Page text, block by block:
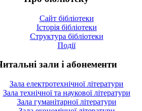
Сайт бібліотеки
Історія бібліотеки
Структура бібліотеки
Події
зали і абонементи
Зала електротехнічної літератури
Зала технічної та наукової літератури
Зала гуманітарної літератури